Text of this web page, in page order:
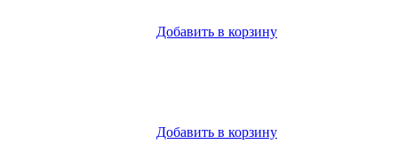
Добавить в корзину
Добавить в корзину